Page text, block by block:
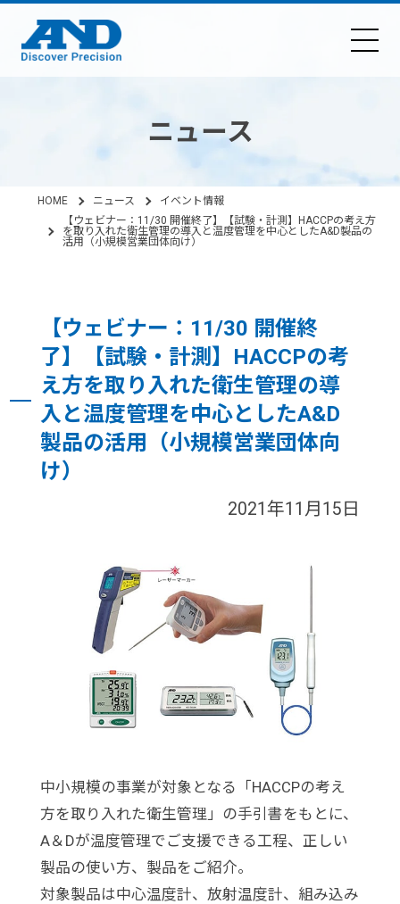
ニュース
HOME ニュース
イベント情報
【ウェビナー：11/30 開催終了】【試験・計測】HACCPの考え方
を取り入れた衛生管理の導入と温度管理を中心としたA&D製品の
活用（小規模営業団体向け）
【ウェビナー：11/30 開催終
了】【試験・計測】HACCPの考
え方を取り入れた衛生管理の導
入と温度管理を中心としたA&D
製品の活用（小規模営業団体向
け）
2021年11月15日
中小規模の事業が対象となる「HACCPの考え
方を取り入れた衛生管理」の手引書をもとに、
A＆Dが温度管理でご支援できる工程、正しい
製品の使い方、製品をご紹介。
対象製品は中心温度計、放射温度計、組み込み